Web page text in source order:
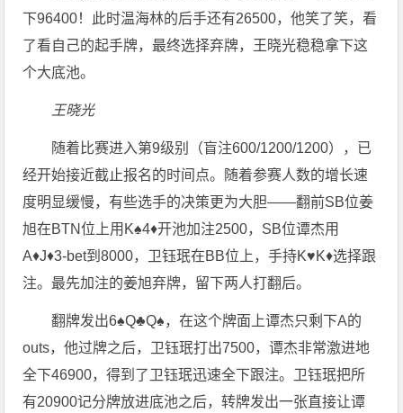
下96400！此时温海林的后手还有26500，他笑了笑，看
了看自己的起手牌，最终选择弃牌，王晓光稳稳拿下这
个大底池。
王晓光
随着比赛进入第9级别（盲注600/1200/1200），已
经开始接近截止报名的时间点。随着参赛人数的增长速
度明显缓慢，有些选手的决策更为大胆——翻前SB位姜
旭在BTN位上用K♠️4♦️开池加注2500，SB位谭杰用
A♦️J♦️3-bet到8000，卫钰珉在BB位上，手持K♥️K♦️选择跟
注。最先加注的姜旭弃牌，留下两人打翻后。
翻牌发出6♠️Q♣️Q♠️，在这个牌面上谭杰只剩下A的
outs，他过牌之后，卫钰珉打出7500，谭杰非常激进地
全下46900，得到了卫钰珉迅速全下跟注。卫钰珉把所
有20900记分牌放进底池之后，转牌发出一张直接让谭